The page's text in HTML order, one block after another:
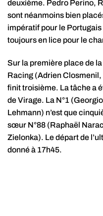
deuxième. Pedro Perino,
sont néanmoins bien
impératif pour le
toujours en lice pour le
Sur la première place de
Racing (Adrien
finit troisième. La tâche a
de Virage. La N°1
Lehmann) n’est que
sœur N°88 (Raphaël
Zielonka). Le départ de
donné à 17h45.